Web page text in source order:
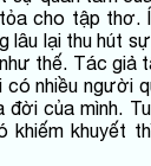
cho tập
lâu lại thu hút
thế. Tác giả
có nhiều người
của mình.
khiếm khuyết